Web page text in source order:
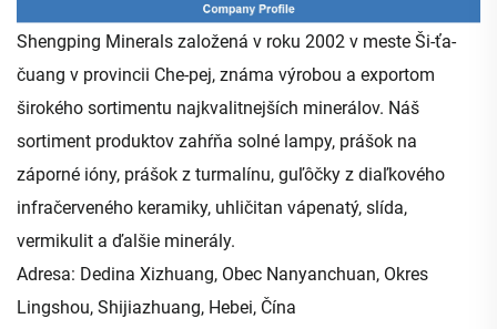
Shengping Minerals založená v roku 2002 v meste Ši-ťa-
čuang v provincii Che-pej, známa výrobou a exportom
širokého sortimentu najkvalitnejších minerálov. Náš
sortiment produktov zahŕňa solné lampy, prášok na
záporné ióny, prášok z turmalínu, guľôčky z diaľkového
infračerveného keramiky, uhličitan vápenatý, slída,
vermikulit a ďalšie minerály.
Adresa: Dedina Xizhuang, Obec Nanyanchuan, Okres
Lingshou, Shijiazhuang, Hebei, Čína